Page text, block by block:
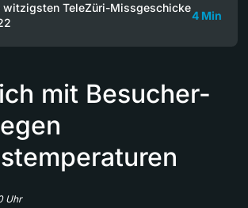
witzigsten TeleZüri-Missgeschicke
4 Min
mit Besucher-
Uhr